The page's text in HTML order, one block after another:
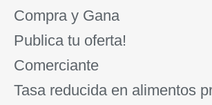
Compra y Gana
Publica tu oferta!
Comerciante
Tasa reducida en alimentos